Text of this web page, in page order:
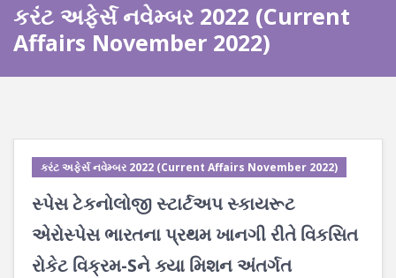
કરંટ અફેર્સ નવેમ્બર 2022 (Current
Affairs November 2022)
કરંટ અફેર્સ નવેમ્બર 2022 (Current Affairs November 2022)
સ્પેસ ટેકનોલોજી સ્ટાર્ટઅપ સ્કાયરૂટ
એરોસ્પેસ ભારતના પ્રથમ ખાનગી રીતે વિકસિત
રોકેટ વિક્રમ-Sને ક્યા મિશન અંતર્ગત